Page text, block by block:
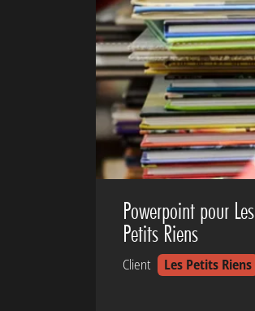
Powerpoint pour Les
Petits Riens
Client Les Petits Riens